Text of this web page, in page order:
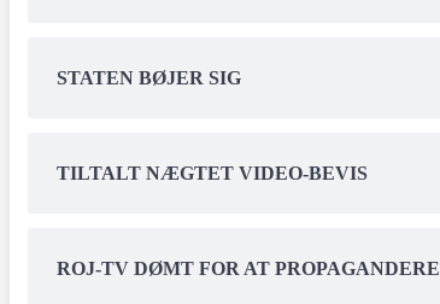
STATEN BØJER SIG
TILTALT NÆGTET VIDEO-BEVIS
ROJ-TV DØMT FOR AT PROPAGANDERE